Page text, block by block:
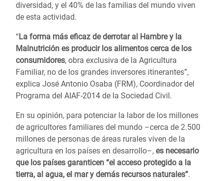
diversidad, y el 40% de las familias del mundo viven
de esta actividad.
“La forma más eficaz de derrotar al Hambre y la
Malnutrición es producir los alimentos cerca de los
consumidores, obra exclusiva de la Agricultura
Familiar, no de los grandes inversores itinerantes”,
explica José Antonio Osaba (FRM), Coordinador del
Programa del AIAF-2014 de la Sociedad Civil.
En su opinión, para potenciar la labor de los millones
de agricultores familiares del mundo –cerca de 2.500
millones de personas de áreas rurales viven de la
agricultura en los países en desarrollo–, es necesario
que los países garanticen “el acceso protegido a la
tierra, al agua, el mar y demás recursos naturales”.